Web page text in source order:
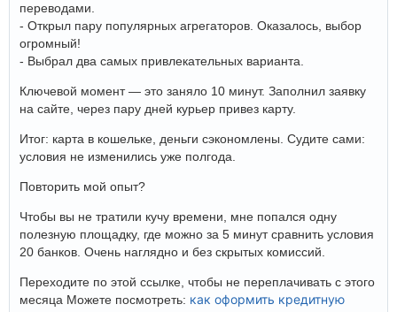
переводами.
- Открыл пару популярных агрегаторов. Оказалось, выбор
огромный!
- Выбрал два самых привлекательных варианта.
Ключевой момент — это заняло 10 минут. Заполнил заявку
на сайте, через пару дней курьер привез карту.
Итог: карта в кошельке, деньги сэкономлены. Судите сами:
условия не изменились уже полгода.
Повторить мой опыт?
Чтобы вы не тратили кучу времени, мне попался одну
полезную площадку, где можно за 5 минут сравнить условия
20 банков. Очень наглядно и без скрытых комиссий.
Переходите по этой ссылке, чтобы не переплачивать с этого
месяца Можете посмотреть: как оформить кредитную